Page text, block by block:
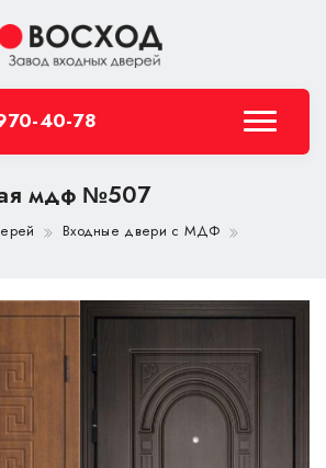
40-78
мдф №507
Входные двери с МДФ